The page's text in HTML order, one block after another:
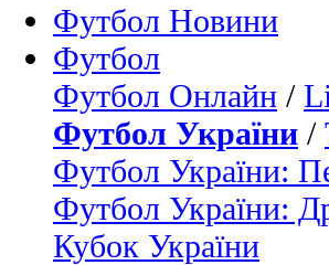
Футбол Новини
Футбол
Футбол Онлайн /
Футбол України /
Футбол України:
Футбол України:
Кубок України